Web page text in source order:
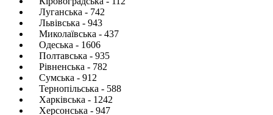
Луганська - 742
Львівська - 943
Миколаївська - 437
Одеська - 1606
Полтавська - 935
Рівненська - 782
Сумська - 912
Тернопільська - 588
Харківська - 1242
Херсонська - 947